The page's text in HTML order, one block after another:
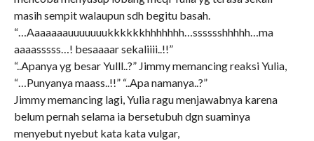
masih sempit walaupun sdh begitu basah.
“…Aaaaaaauuuuuuukkkkkkhhhhhhh…sssssshhhhh…ma
aaaasssss…! besaaaar sekaliiii..!!”
“..Apanya yg besar Yulll..?” Jimmy memancing reaksi Yulia,
“…Punyanya maass..!!” “..Apa namanya..?”
Jimmy memancing lagi, Yulia ragu menjawabnya karena
belum pernah selama ia bersetubuh dgn suaminya
menyebut nyebut kata kata vulgar,